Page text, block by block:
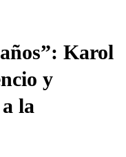
Karol
y
la